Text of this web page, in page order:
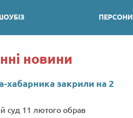
ПЕРСОНИ
новини
хабарника закрили на 2
суд 11 лютого обрав